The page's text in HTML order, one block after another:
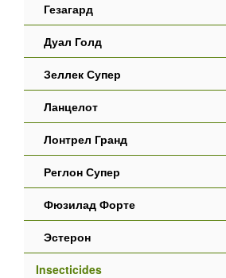
Гезагард
Дуал Голд
Зеллек Супер
Ланцелот
Лонтрел Гранд
Реглон Супер
Фюзилад Форте
Эстерон
Insecticides